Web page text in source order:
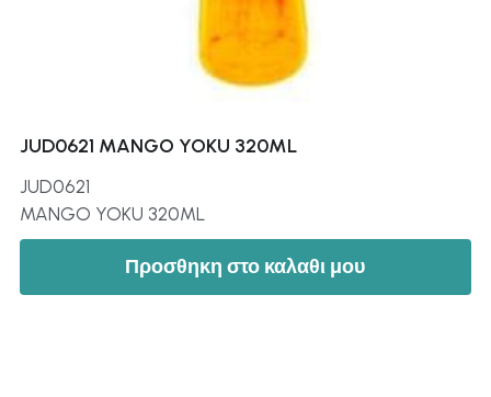
JUD0621 MANGO YOKU 320ML
JUD0621
MANGO YOKU 320ML
Προσθηκη στο καλαθι μου